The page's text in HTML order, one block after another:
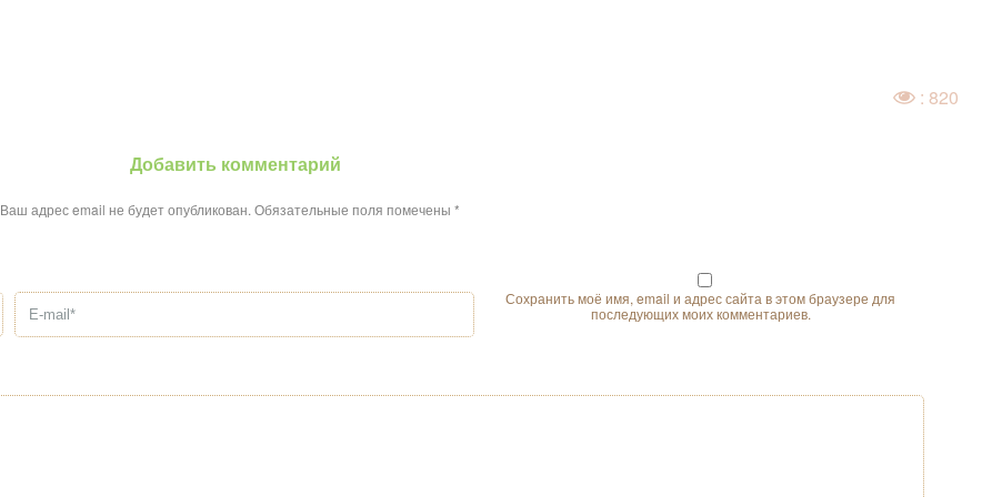
: 820
Добавить комментарий
Ваш адрес email не будет опубликован. Обязательные поля помечены *
Сохранить моё имя, email и адрес сайта в этом браузере для
последующих моих комментариев.